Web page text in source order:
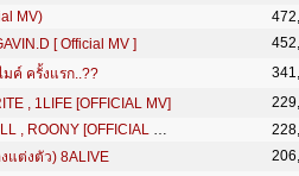
MV)
[ Official MV ]
มค์ ครั้งแรก..??
, 1LIFE [OFFICIAL MV]
DESIGNER - P-HOT ft. 1MILL , ROONY [OFFICIAL MV]
แต่งตัว) 8ALIVE